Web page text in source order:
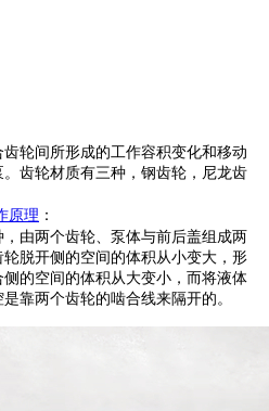
轮间所形成的工作容积变化和移动
齿轮材质有三种，钢齿轮，尼龙齿
原理 ：
由两个齿轮、泵体与前后盖组成两
脱开侧的空间的体积从小变大，形
的空间的体积从大变小，而将液体
靠两个齿轮的啮合线来隔开的。